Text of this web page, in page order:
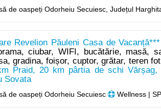
de oaspeți Odorheiu Secuiesc, Județul
Revelion Păuleni Casa de
ciubar, WIFI, bucătărie, masă,
gradina, foișor, cuptor, grătar, teren
Praid, 20 km pârtia de schi Vărșag,
Sovata
de oaspeți Odorheiu Secuiesc Wellness |